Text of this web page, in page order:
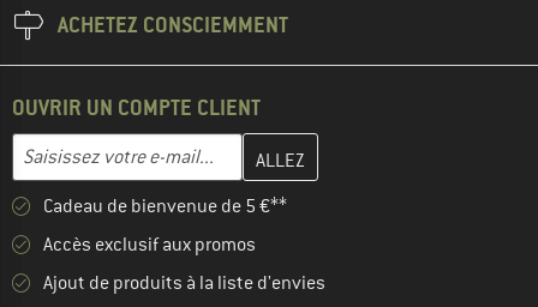
ACHETEZ CONSCIEMMENT
OUVRIR UN COMPTE CLIENT
Adresse e-mail
Entrez votre adresse e-mail ici et créez votre compte client à la
Cadeau de bienvenue de 5 €**
Accès exclusif aux promos
Ajout de produits à la liste d'envies